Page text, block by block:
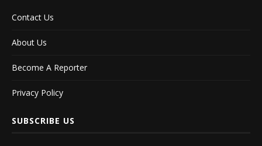
Contact Us
About Us
Become A Reporter
Privacy Policy
SUBSCRIBE US